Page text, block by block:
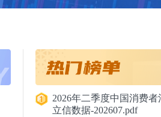
2026年二季度中国消费
立信数据-202607.pdf